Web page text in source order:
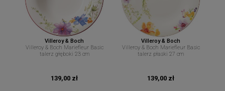
Villeroy & Boch
Villeroy & Boch Mariefleur Basic
talerz głęboki 23 cm
139,00 zł
Villeroy & Boch
Villeroy & Boch Mariefleur Basic
talerz płaski 27 cm
139,00 zł